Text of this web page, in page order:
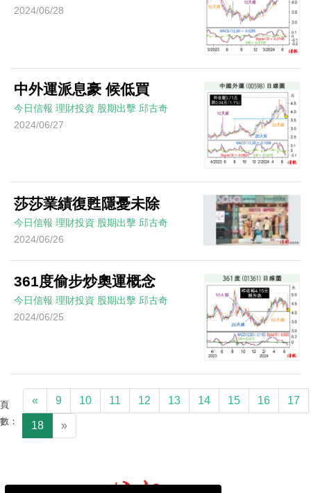
2024/06/28
中外運派息豪 候低買
今日信報 理財投資 股期出擊 邱古奇
2024/06/27
莎莎業績復甦隱憂未除
今日信報 理財投資 股期出擊 邱古奇
2024/06/26
361度偷步炒奧運概念
今日信報 理財投資 股期出擊 邱古奇
2024/06/25
頁
數：
« 9 10 11 12 13 14 15 16 17
18 »